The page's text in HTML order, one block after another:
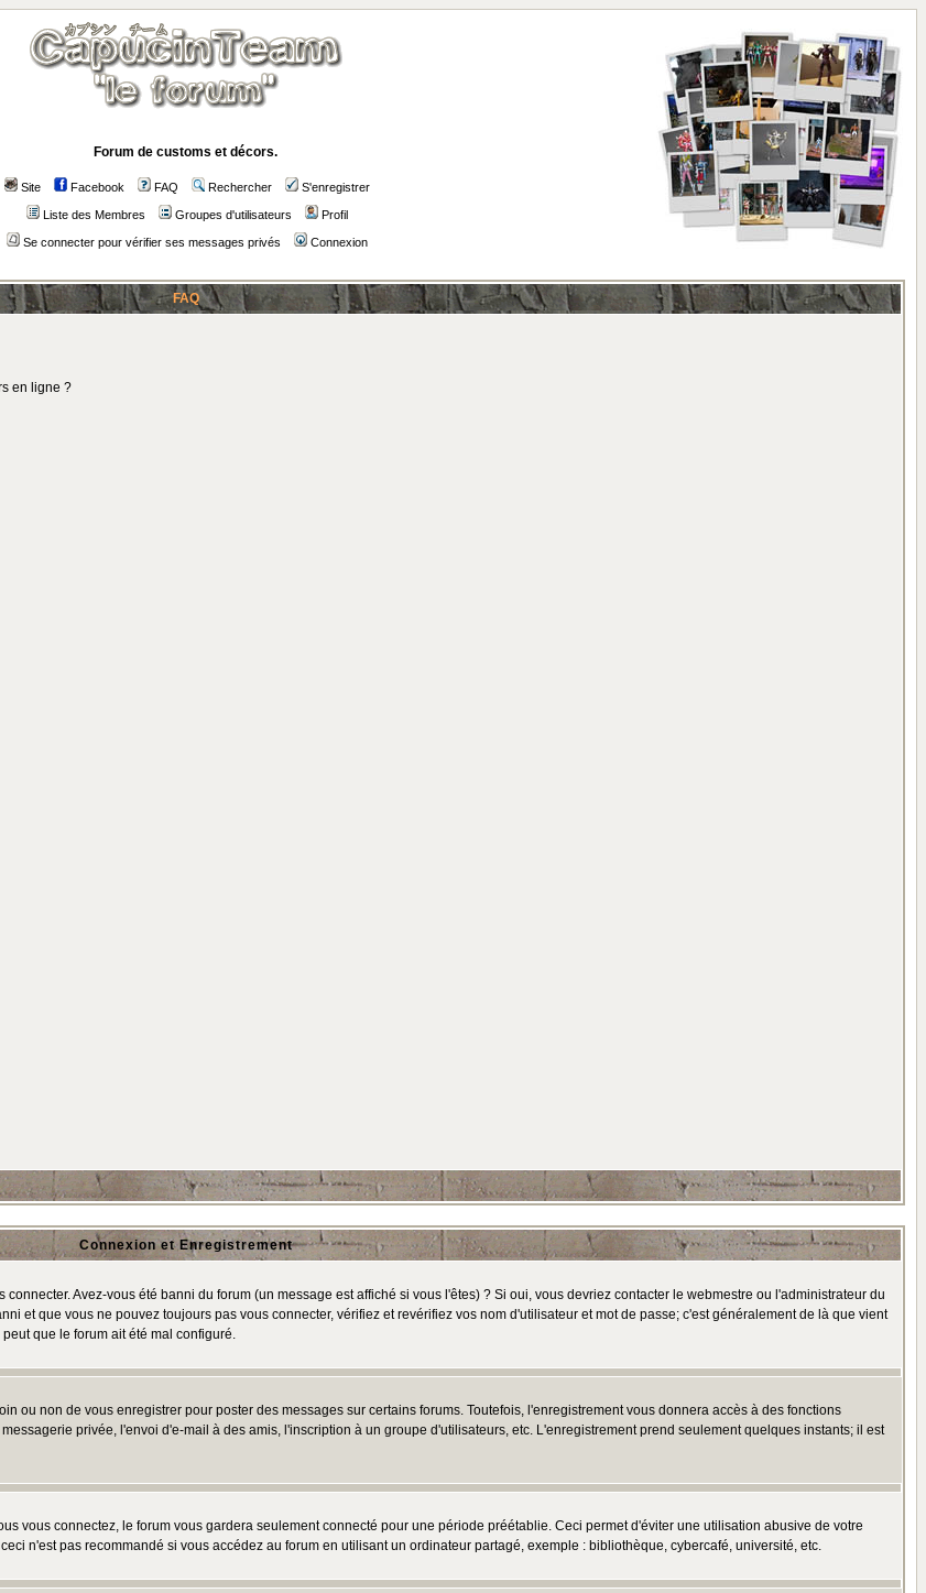
Forum de customs et décors.
Site Facebook FAQ Rechercher S'enregistrer
Liste des Membres Groupes d'utilisateurs Profil
Se connecter pour vérifier ses messages privés
Connexion
FAQ
en ligne ?
Connexion et Enregistrement
Avez-vous été banni du forum (un message est affiché si vous l'êtes) ? Si oui, vous devriez contacter le webmestre ou l'administrateur du
et que vous ne pouvez toujours pas vous connecter, vérifiez et revérifiez vos nom d'utilisateur et mot de passe; c'est généralement de là que vient
que le forum ait été mal configuré.
ou non de vous enregistrer pour poster des messages sur certains forums. Toutefois, l'enregistrement vous donnera accès à des fonctions
privée, l'envoi d'e-mail à des amis, l'inscription à un groupe d'utilisateurs, etc. L'enregistrement prend seulement quelques instants; il est
vous connectez, le forum vous gardera seulement connecté pour une période préétablie. Ceci permet d'éviter une utilisation abusive de votre
n'est pas recommandé si vous accédez au forum en utilisant un ordinateur partagé, exemple : bibliothèque, cybercafé, université, etc.